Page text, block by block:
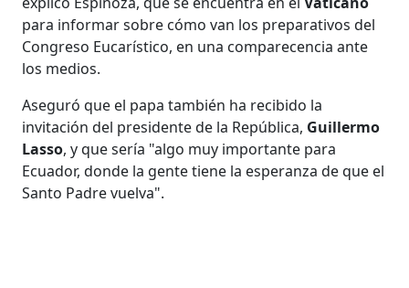
para informar sobre cómo van los preparativos del
Congreso Eucarístico, en una comparecencia ante
los medios.
Aseguró que el papa también ha recibido la
invitación del presidente de la República, Guillermo
Lasso, y que sería "algo muy importante para
Ecuador, donde la gente tiene la esperanza de que el
Santo Padre vuelva".